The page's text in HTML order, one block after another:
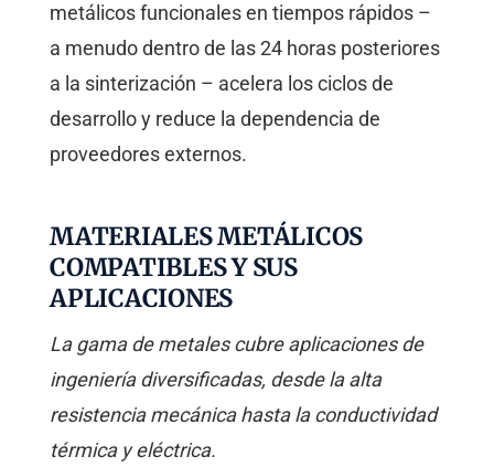
metálicos funcionales en tiempos rápidos –
a menudo dentro de las 24 horas posteriores
a la sinterización – acelera los ciclos de
desarrollo y reduce la dependencia de
proveedores externos.
MATERIALES METÁLICOS
COMPATIBLES Y SUS
APLICACIONES
La gama de metales cubre aplicaciones de
ingeniería diversificadas, desde la alta
resistencia mecánica hasta la conductividad
térmica y eléctrica.